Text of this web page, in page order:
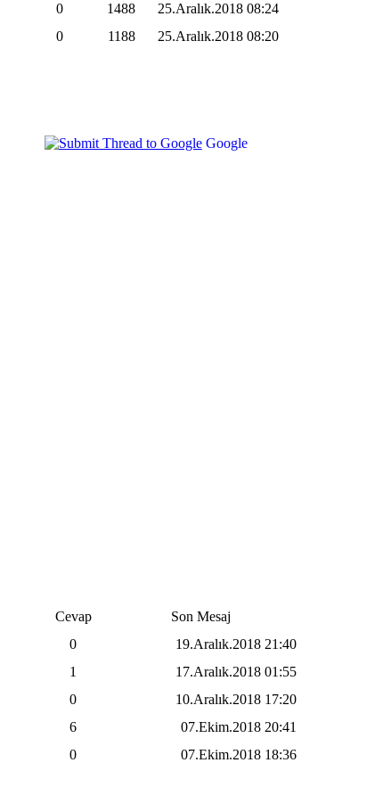
0 1488 25.Aralık.2018 08:24
0 1188 25.Aralık.2018 08:20
Google
Cevap
Son Mesaj
0 19.Aralık.2018 21:40
1 17.Aralık.2018 01:55
0 10.Aralık.2018 17:20
6 07.Ekim.2018 20:41
0 07.Ekim.2018 18:36